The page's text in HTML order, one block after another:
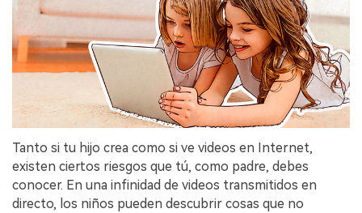
Tanto si tu hijo crea como si ve videos en Internet,
existen ciertos riesgos que tú, como padre, debes
conocer. En una infinidad de videos transmitidos en
directo, los niños pueden descubrir cosas que no